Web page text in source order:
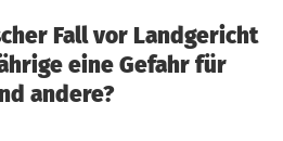
Fall vor Landgericht
eine Gefahr für
andere?